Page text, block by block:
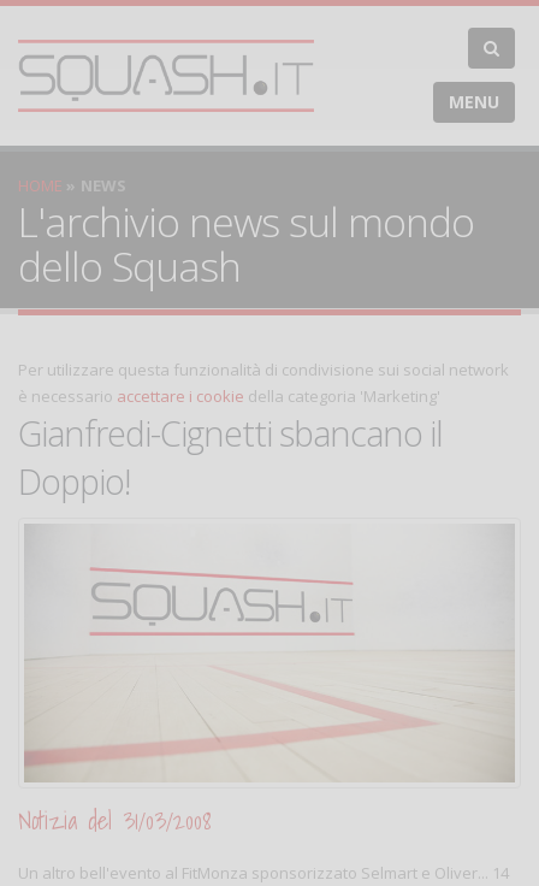
MENU
HOME NEWS
L'archivio news sul mondo
dello Squash
Per utilizzare questa funzionalità di condivisione sui social network
è necessario accettare i cookie della categoria 'Marketing'
Gianfredi-Cignetti sbancano il
Doppio!
Notizia del 31/03/2008
Un altro bell'evento al FitMonza sponsorizzato Selmart e Oliver... 14